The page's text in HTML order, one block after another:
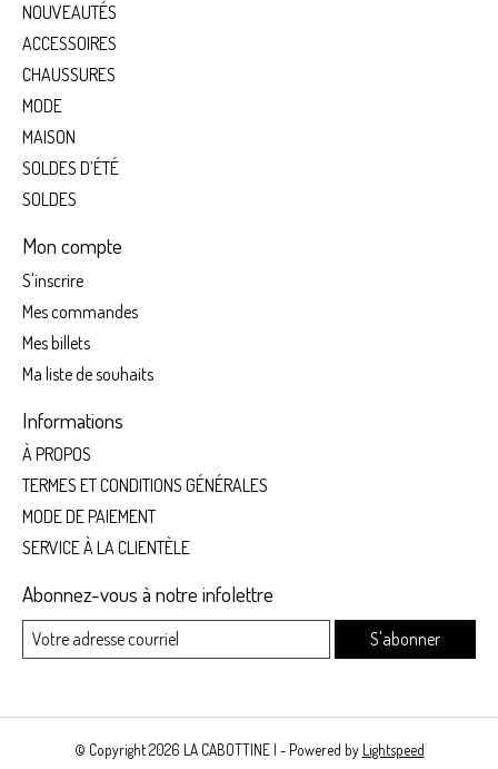
NOUVEAUTÉS
ACCESSOIRES
CHAUSSURES
MODE
MAISON
SOLDES D’ÉTÉ
SOLDES
Mon compte
S'inscrire
Mes commandes
Mes billets
Ma liste de souhaits
Informations
À PROPOS
TERMES ET CONDITIONS GÉNÉRALES
MODE DE PAIEMENT
SERVICE À LA CLIENTÈLE
Abonnez-vous à notre infolettre
S'abonner
© Copyright 2026 LA CABOTTINE | - Powered by Lightspeed